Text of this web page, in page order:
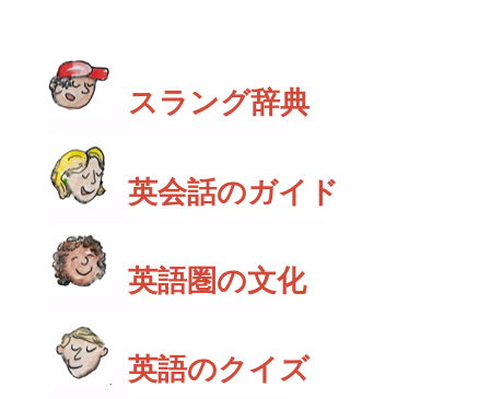
スラング辞典
英会話のガイド
英語圏の文化
英語のクイズ